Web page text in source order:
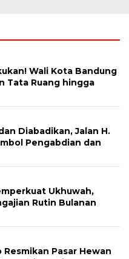
Wali Kota Bandung
Tata Ruang hingga
Diabadikan, Jalan H.
Pengabdian dan
Ukhuwah,
Rutin Bulanan
Pasar Hewan